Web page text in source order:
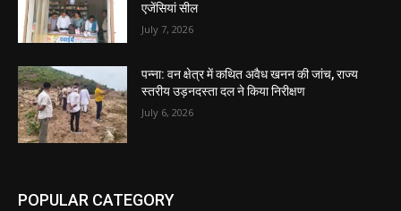
एजेंसियां सील
July 7, 2026
पन्ना: वन क्षेत्र में कथित अवैध खनन की जांच, राज्य
स्तरीय उड़नदस्ता दल ने किया निरीक्षण
July 6, 2026
POPULAR CATEGORY